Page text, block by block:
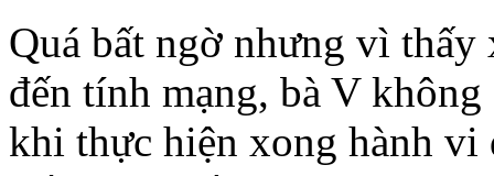
Quá bất ngờ nhưng vì
đến tính mạng, bà V
khi thực hiện xong hành vi